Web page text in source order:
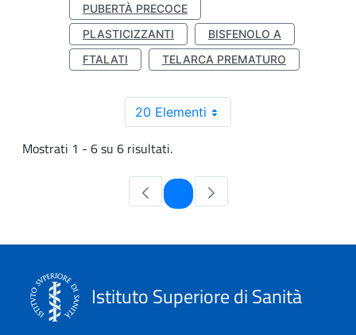
PUBERTÀ PRECOCE
PLASTICIZZANTI
BISFENOLO A
FTALATI
TELARCA PREMATURO
20 Elementi
Mostrati 1 - 6 su 6 risultati.
Pagina
Istituto Superiore di Sanità